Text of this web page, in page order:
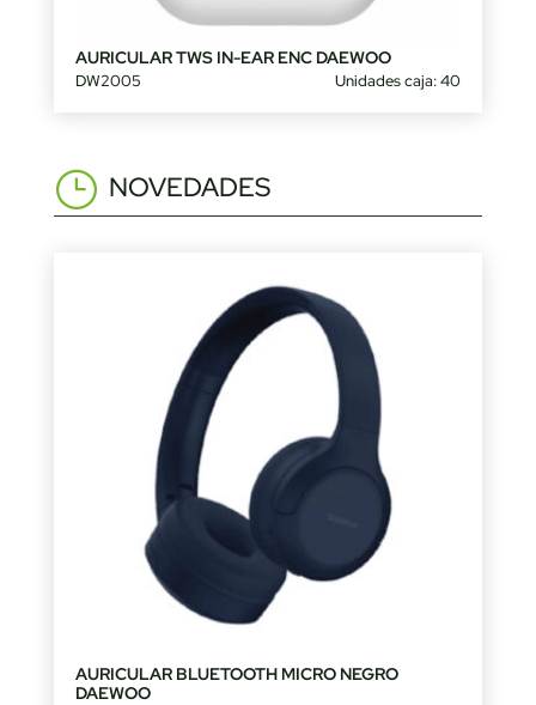
AURICULAR TWS IN-EAR ENC DAEWOO
DW2005 Unidades caja: 40
NOVEDADES
AURICULAR BLUETOOTH MICRO NEGRO
DAEWOO